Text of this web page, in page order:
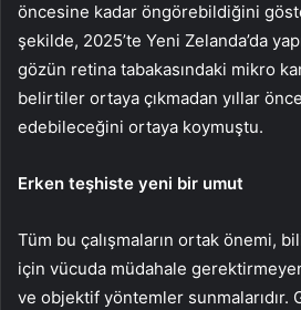
öncesine kadar öngörebildiğini
şekilde, 2025’te Yeni Zelanda’da
gözün retina tabakasındaki mikro
belirtiler ortaya çıkmadan yıllar
edebileceğini ortaya koymuştu.
Erken teşhiste yeni bir umut
Tüm bu çalışmaların ortak önemi,
için vücuda müdahale
ve objektif yöntemler sunmalarıdır.